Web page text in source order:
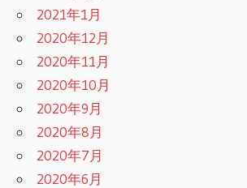
2021年1月
2020年12月
2020年11月
2020年10月
2020年9月
2020年8月
2020年7月
2020年6月